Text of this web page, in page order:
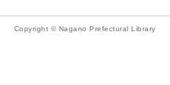
Copyright © Nagano Prefectural Library